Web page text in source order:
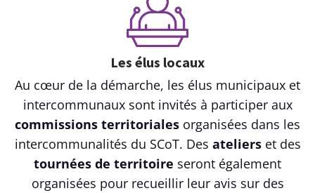
Les élus locaux
Au cœur de la démarche, les élus municipaux et
intercommunaux sont invités à participer aux
commissions territoriales organisées dans les
intercommunalités du SCoT. Des atelierset des
tournées de territoire seront également
organisées pour recueillir leur avis sur des